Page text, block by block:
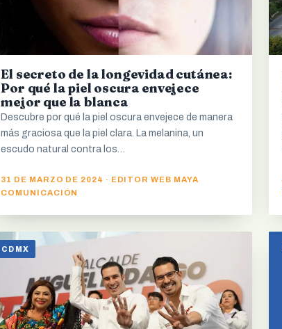
El secreto de la longevidad cutánea:
Por qué la piel oscura envejece
mejor que la blanca
Descubre por qué la piel oscura envejece de manera
más graciosa que la piel clara. La melanina, un
escudo natural contra los…
31 DE MARZO DE 2024 · EDITOR WEB MAYA
COMUNICACIÓN
CDMX